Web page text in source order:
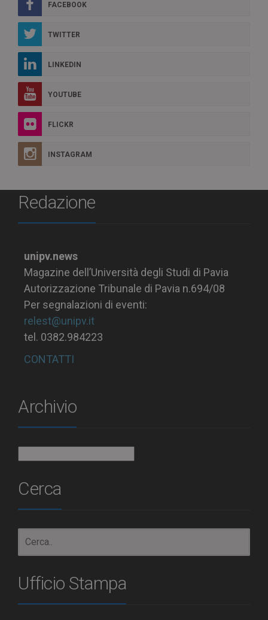
FACEBOOK
TWITTER
LINKEDIN
YOUTUBE
FLICKR
INSTAGRAM
Redazione
unipv.news
Magazine dell’Università degli Studi di Pavia
Autorizzazione Tribunale di Pavia n.694/08
Per segnalazioni di eventi:
relest@unipv.it
tel. 0382.984223
CONTATTI
Archivio
Cerca
Ufficio Stampa